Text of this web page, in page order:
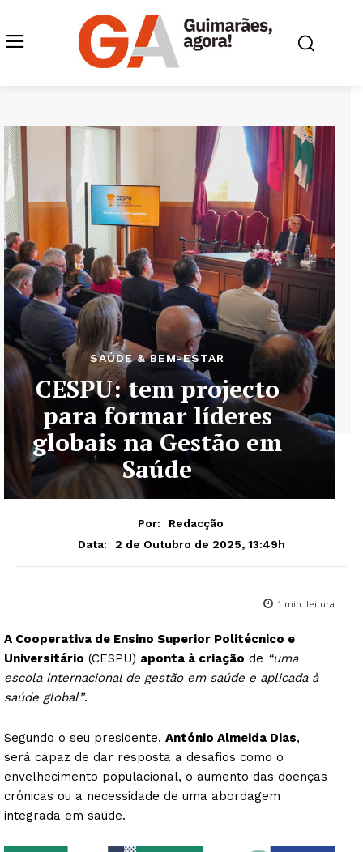
SAÚDE & BEM-ESTAR
CESPU: tem projecto
para formar líderes
globais na Gestão em
Saúde
Por:
Redacção
Data:
2 de Outubro de 2025, 13:49h
1 min. leitura
A Cooperativa de Ensino Superior Politécnico e
Universitário (CESPU) aponta à criação de “uma
escola internacional de gestão em saúde e aplicada à
saúde global”.
Segundo o seu presidente, António Almeida Dias,
será capaz de dar resposta a desafios como o
envelhecimento populacional, o aumento das doenças
crónicas ou a necessidade de uma abordagem
integrada em saúde.